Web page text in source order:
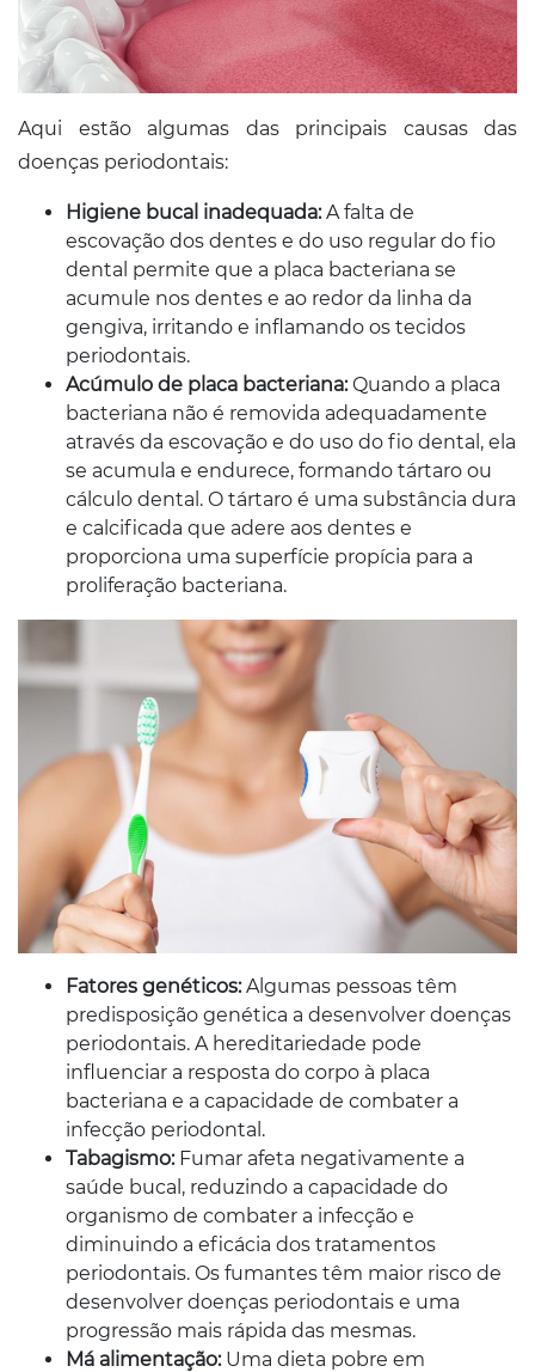
Aqui estão algumas das principais causas das
doenças periodontais:
Higiene bucal inadequada:A falta de
escovação dos dentes e do uso regular do fio
dental permite que a placa bacteriana se
acumule nos dentes e ao redor da linha da
gengiva, irritando e inflamando os tecidos
periodontais.
Acúmulo de placa bacteriana:Quando a placa
bacteriana não é removida adequadamente
através da escovação e do uso do fio dental, ela
se acumula e endurece, formando tártaro ou
cálculo dental. O tártaro é uma substância dura
e calcificada que adere aos dentes e
proporciona uma superfície propícia para a
proliferação bacteriana.
Fatores genéticos:Algumas pessoas têm
predisposição genética a desenvolver doenças
periodontais. A hereditariedade pode
influenciar a resposta do corpo à placa
bacteriana e a capacidade de combater a
infecção periodontal.
Tabagismo:Fumar afeta negativamente a
saúde bucal, reduzindo a capacidade do
organismo de combater a infecção e
diminuindo a eficácia dos tratamentos
periodontais. Os fumantes têm maior risco de
desenvolver doenças periodontais e uma
progressão mais rápida das mesmas.
Má alimentação:Uma dieta pobre em